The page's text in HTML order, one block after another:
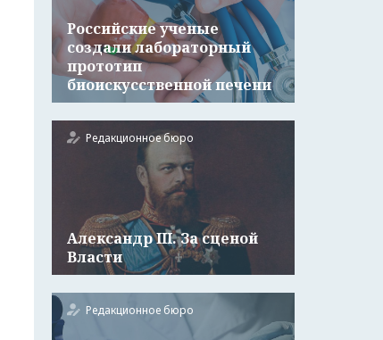
Российские ученые
создали лабораторный
прототип
биоискусственной печени
Редакционное бюро
Александр III. За сценой
Власти
Редакционное бюро